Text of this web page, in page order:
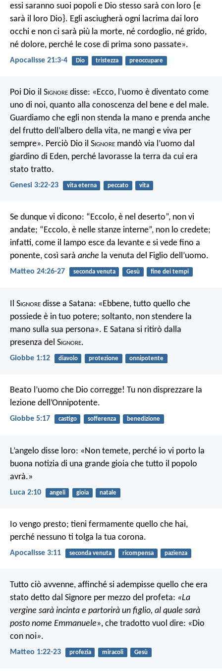
essi saranno suoi popoli e Dio stesso sarà con loro {e
sarà il loro Dio}. Egli asciugherà ogni lacrima dai loro
occhi e non ci sarà più la morte, né cordoglio, né grido,
né dolore, perché le cose di prima sono passate».
Apocalisse 21:3-4 Dio tristezza preoccupare
Poi Dio il Signore disse: «Ecco, l’uomo è diventato come
uno di noi, quanto alla conoscenza del bene e del male.
Guardiamo che egli non stenda la mano e prenda anche
del frutto dell’albero della vita, ne mangi e viva per
sempre». Perciò Dio il Signore mandò via l’uomo dal
giardino di Eden, perché lavorasse la terra da cui era
stato tratto.
Genesi 3:22-23 vita eterna peccato vita
Se dunque vi dicono: “Eccolo, è nel deserto”, non vi
andate; “Eccolo, è nelle stanze interne”, non lo credete;
infatti, come il lampo esce da levante e si vede fino a
ponente, così sarà anche la venuta del Figlio dell’uomo.
Matteo 24:26-27 seconda venuta Gesù fine dei tempi
Il Signore disse a Satana: «Ebbene, tutto quello che
possiede è in tuo potere; soltanto, non stendere la
mano sulla sua persona». E Satana si ritirò dalla
presenza del Signore.
Giobbe 1:12 diavolo protezione onnipotente
Beato l’uomo che Dio corregge! Tu non disprezzare la
lezione dell’Onnipotente.
Giobbe 5:17 castigo sofferenza benedizione
L’angelo disse loro: «Non temete, perché io vi porto la
buona notizia di una grande gioia che tutto il popolo
avrà.»
Luca 2:10 angeli gioia natale
Io vengo presto; tieni fermamente quello che hai,
perché nessuno ti tolga la tua corona.
Apocalisse 3:11 seconda venuta ricompensa pazienza
Tutto ciò avvenne, affinché si adempisse quello che era
stato detto dal Signore per mezzo del profeta: «La
vergine sarà incinta e partorirà un figlio, al quale sarà
posto nome Emmanuele», che tradotto vuol dire: «Dio
con noi».
Matteo 1:22-23 profezia miracoli Gesù